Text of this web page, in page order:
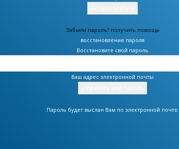
Забыли пароль? получить помощь
восстановление пароля
Восстановите свой пароль
Ваш адрес электронной почты
Пароль будет выслан Вам по электронной почте.